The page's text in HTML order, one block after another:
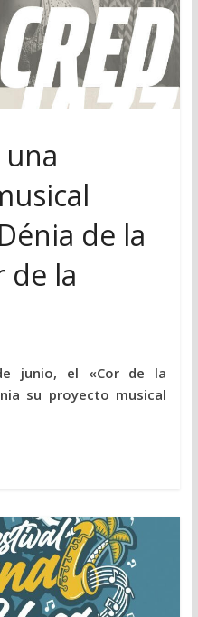
una
de la
de la
junio, el «Cor de la
su proyecto musical